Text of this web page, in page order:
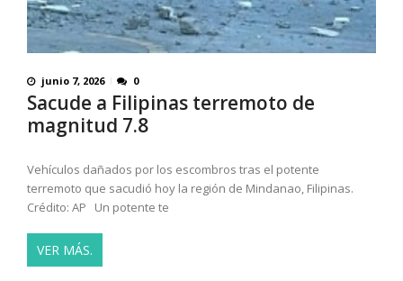
junio 7, 2026 0
Sacude a Filipinas terremoto de
magnitud 7.8
Vehículos dañados por los escombros tras el potente
terremoto que sacudió hoy la región de Mindanao, Filipinas.
Crédito: AP Un potente te
VER MÁS.